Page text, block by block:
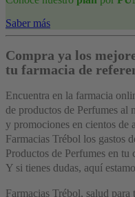
Saber más
Compra ya los
tu farmacia de
Encuentra en la farmacia
de productos de Perfumes al
y promociones en cientos de
Farmacias Trébol los gastos
Productos de Perfumes en tu
Y si tienes dudas, aquí
Farmacias Trébol, salud para